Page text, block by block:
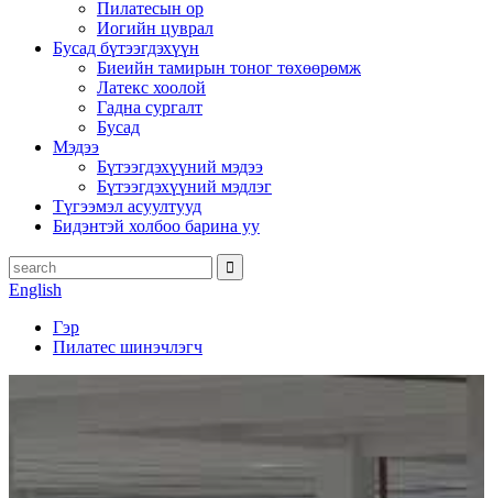
Пилатесын ор
Иогийн цуврал
Бусад бүтээгдэхүүн
Биеийн тамирын тоног төхөөрөмж
Латекс хоолой
Гадна сургалт
Бусад
Мэдээ
Бүтээгдэхүүний мэдээ
Бүтээгдэхүүний мэдлэг
Түгээмэл асуултууд
Бидэнтэй холбоо барина уу
English
Гэр
Пилатес шинэчлэгч